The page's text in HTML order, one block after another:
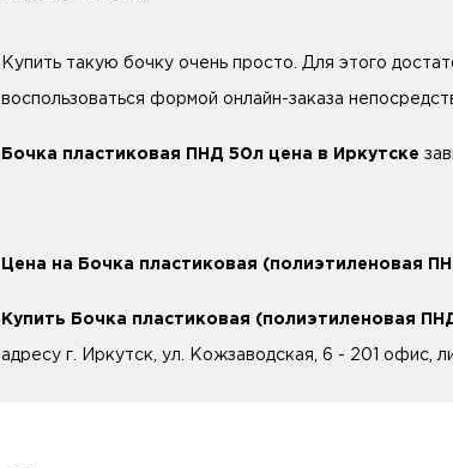
Купить такую бочку очень просто. Для этого
воспользоваться формой онлайн-заказа
Бочка пластиковая ПНД 50л цена в Иркутске
Цена на Бочка пластиковая (полиэтиленовая
Купить Бочка пластиковая (полиэтиленовая
адресу г. Иркутск, ул. Кожзаводская, 6 - 201 офис,